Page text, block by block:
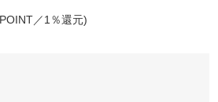
／1％還元)